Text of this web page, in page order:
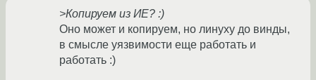
>Копируем из ИЕ? :)
Оно может и копируем, но линуху до винды,
в смысле уязвимости еще работать и
работать :)